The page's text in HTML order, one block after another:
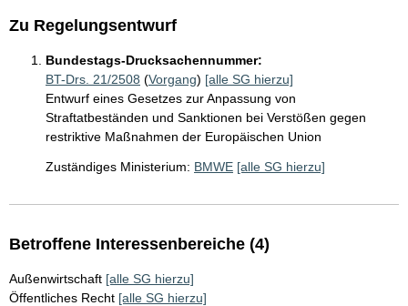
Zu Regelungsentwurf
Bundestags-Drucksachennummer:
BT-Drs. 21/2508 (Vorgang) [alle SG hierzu]
Entwurf eines Gesetzes zur Anpassung von
Straftatbeständen und Sanktionen bei Verstößen gegen
restriktive Maßnahmen der Europäischen Union
Zuständiges Ministerium: BMWE [alle SG hierzu]
Betroffene Interessenbereiche (4)
Außenwirtschaft [alle SG hierzu]
Öffentliches Recht [alle SG hierzu]